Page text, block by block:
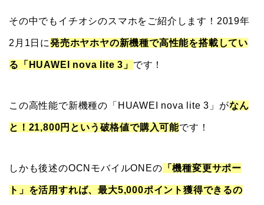
その中でもイチオシのスマホをご紹介します！2019年
2月1日に発売ホヤホヤの新機種で高性能を搭載してい
る「HUAWEI nova lite 3」 です！
この高性能で新機種の「HUAWEI nova lite 3」がなん
と！21,800円という破格値で購入可能です！
しかも後述のOCNモバイルONEの 「機種変更サポー
ト」を活用すれば、最大5,000ポイント獲得できるの